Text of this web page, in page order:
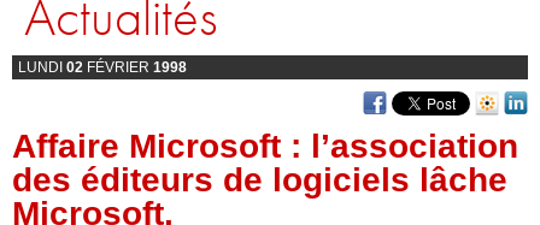
Actualités
LUNDI 02 FÉVRIER 1998
Affaire Microsoft : l’association
des éditeurs de logiciels lâche
Microsoft.